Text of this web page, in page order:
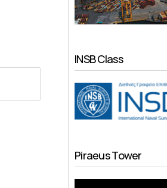
INSB Class
Piraeus Tower